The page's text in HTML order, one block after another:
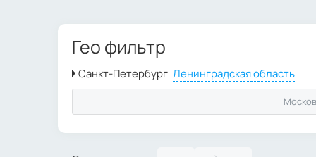
Гео фильтр